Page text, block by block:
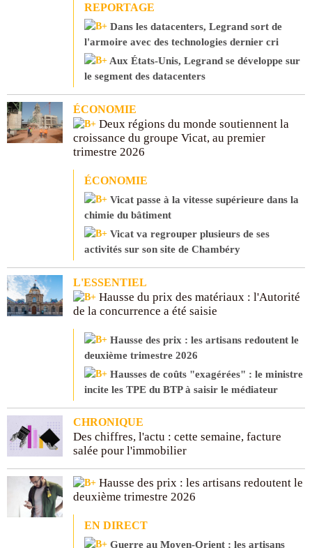
REPORTAGE
Dans les datacenters, Legrand sort de
l'armoire avec des technologies dernier cri
Aux États-Unis, Legrand se développe sur
le segment des datacenters
ÉCONOMIE
Deux régions du monde soutiennent la
croissance du groupe Vicat, au premier
trimestre 2026
ÉCONOMIE
Vicat passe à la vitesse supérieure dans la
chimie du bâtiment
Vicat va regrouper plusieurs de ses
activités sur son site de Chambéry
L'ESSENTIEL
Hausse du prix des matériaux : l'Autorité
de la concurrence a été saisie
Hausse des prix : les artisans redoutent le
deuxième trimestre 2026
Hausses de coûts "exagérées" : le ministre
incite les TPE du BTP à saisir le médiateur
CHRONIQUE
Des chiffres, l'actu : cette semaine, facture
salée pour l'immobilier
Hausse des prix : les artisans redoutent le
deuxième trimestre 2026
EN DIRECT
Guerre au Moyen-Orient : les artisans